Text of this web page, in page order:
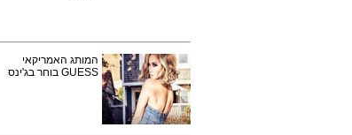
המותג האמריקאי
GUESS בוחר בג'ינס